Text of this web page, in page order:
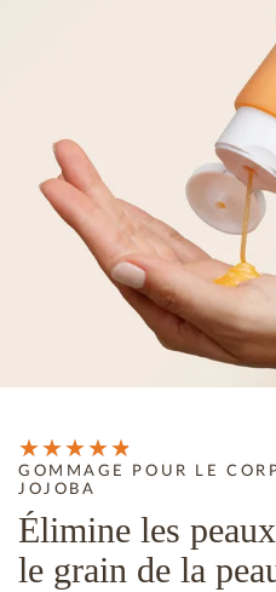
GOMMAGE POUR LE
JOJOBA
Élimine les
le grain de la